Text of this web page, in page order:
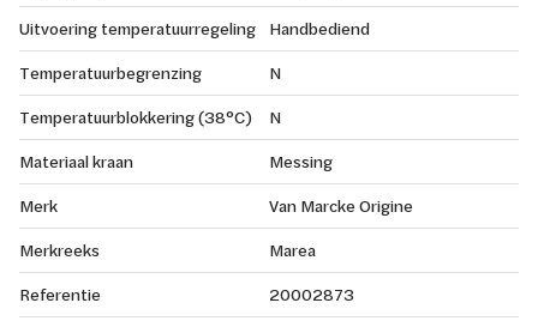
Uitvoering temperatuurregeling
Handbediend
Temperatuurbegrenzing
N
Temperatuurblokkering (38°C)
N
Materiaal kraan
Messing
Merk
Van Marcke Origine
Merkreeks
Marea
Referentie
20002873